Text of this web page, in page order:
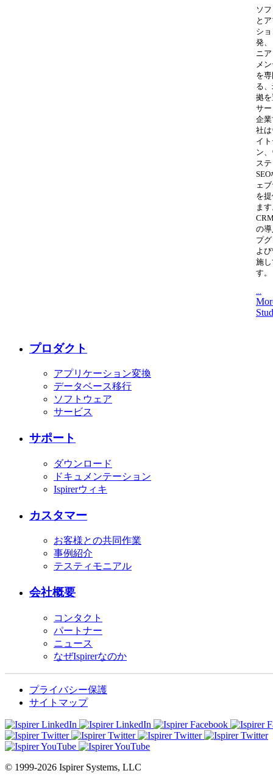
ソ
と
シ
発
ニ
メ
を
る
拠
サ
企
社
イ
ン
ス
ェ
を
ま
の
プ
よ
施
す。
...
プロダクト
アプリケーション変換
データベース移行
ソフトウェア
サービス
サポート
ダウンロード
ドキュメンテーション
Ispirerウィキ
カスタマー
お客様との共同作業
事例紹介
テスティモニアル
会社概要
コンタクト
パートナー
ニュース
なぜIspirerなのか
プライバシー保護
サイトマップ
© 1999-2026 Ispirer Systems, LLC